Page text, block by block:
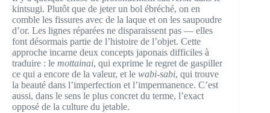
kintsugi. Plutôt que de jeter un bol ébréché, on en
comble les fissures avec de la laque et on les saupoudre
d’or. Les lignes réparées ne disparaissent pas — elles
font désormais partie de l’histoire de l’objet. Cette
approche incarne deux concepts japonais difficiles à
traduire : le mottainai, qui exprime le regret de gaspiller
ce qui a encore de la valeur, et le wabi-sabi, qui trouve
la beauté dans l’imperfection et l’impermanence. C’est
aussi, dans le sens le plus concret du terme, l’exact
opposé de la culture du jetable.